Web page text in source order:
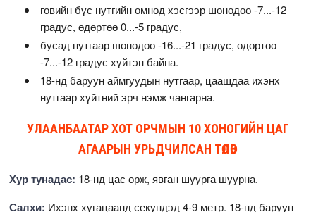
говийн бүс нутгийн өмнөд хэсгээр шөнөдөө -7...-12
градус, өдөртөө 0...-5 градус,
бусад нутгаар шөнөдөө -16...-21 градус, өдөртөө
-7...-12 градус хүйтэн байна.
18-нд баруун аймгуудын нутгаар, цаашдаа ихэнх
нутгаар хүйтний эрч нэмж чангарна.
УЛААНБААТАР ХОТ ОРЧМЫН 10 ХОНОГИЙН ЦАГ
АГААРЫН УРЬДЧИЛСАН ТӨЛӨВ
Хур тунадас: 18-нд цас орж, явган шуурга шуурна.
Салхи: Ихэнх хугацаанд секундэд 4-9 метр. 18-нд баруун